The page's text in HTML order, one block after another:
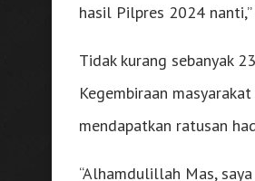
hasil Pilpres 2024
Tidak kurang sebanyak
Kegembiraan
mendapatkan ratusan
“Alhamdulillah Mas,